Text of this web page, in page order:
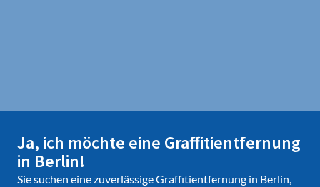
Ja, ich möchte eine Graffitientfernung
in Berlin!
Sie suchen eine zuverlässige Graffitientfernung in Berlin,